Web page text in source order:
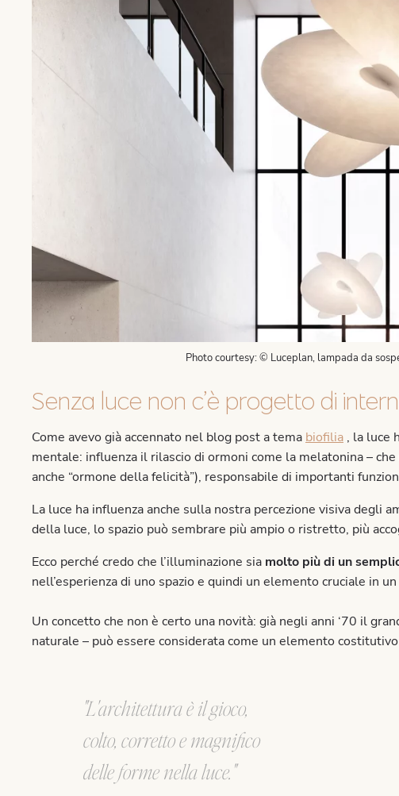
Photo courtesy: © Luceplan, lampada da
Senza luce non c’è progetto di
Come avevo già accennato nel blog post a tema biofilia , la luce
mentale: influenza il rilascio di ormoni come la melatonina –
anche “ormone della felicità”), responsabile di importanti
La luce ha influenza anche sulla nostra percezione visiva degli
della luce, lo spazio può sembrare più ampio o ristretto, più
Ecco perché credo che l’illuminazione sia molto più di un
nell’esperienza di uno spazio e quindi un elemento cruciale in
Un concetto che non è certo una novità: già negli anni ‘70 il
naturale – può essere considerata come un elemento
"L'architettura è il gioco,
colto, corretto e magnifico
delle forme nella luce."